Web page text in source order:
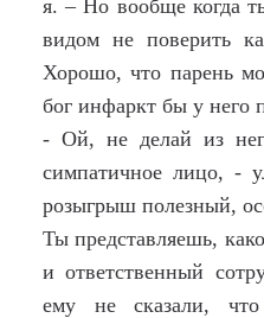
я. – Но вообще когда
видом не поверить
Хорошо, что парень
бог инфаркт бы у него
- Ой, не делай из
симпатичное лицо, -
розыгрыш полезный,
Ты представляешь,
и ответственный
ему не сказали,